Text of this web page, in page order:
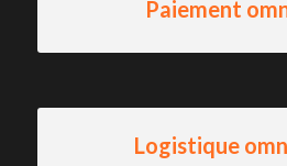
Paiement
Logistique